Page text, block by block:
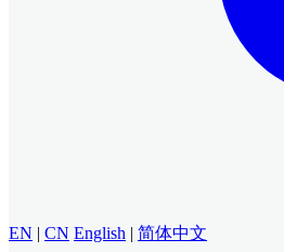
EN | CN English | 简体中文